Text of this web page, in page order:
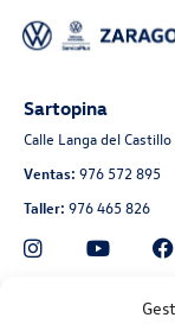
Sartopina
Calle Langa del
Ventas: 976 572 895
Taller: 976 465 826
Automoción